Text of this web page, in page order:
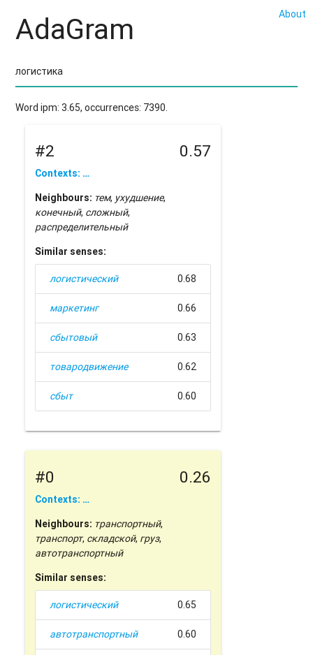
About
AdaGram
Word ipm: 3.65, occurrences: 7390.
#2 0.57
Contexts: …
Neighbours: тем, ухудшение,
конечный, сложный,
распределительный
Similar senses:
логистический 0.68
маркетинг 0.66
сбытовый 0.63
товародвижение 0.62
сбыт 0.60
#0 0.26
Contexts: …
Neighbours: транспортный,
транспорт, складской, груз,
автотранспортный
Similar senses:
логистический 0.65
автотранспортный 0.60